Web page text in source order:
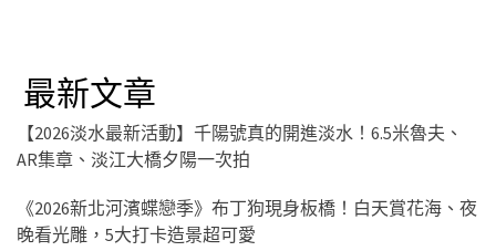
最新文章
【2026淡水最新活動】千陽號真的開進淡水！6.5米魯夫、
AR集章、淡江大橋夕陽一次拍
《2026新北河濱蝶戀季》布丁狗現身板橋！白天賞花海、夜
晚看光雕，5大打卡造景超可愛